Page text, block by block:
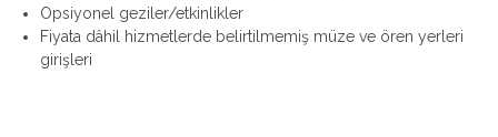
Opsiyonel geziler/etkinlikler
Fiyata dâhil hizmetlerde belirtilmemiş müze ve ören yerleri
girişleri